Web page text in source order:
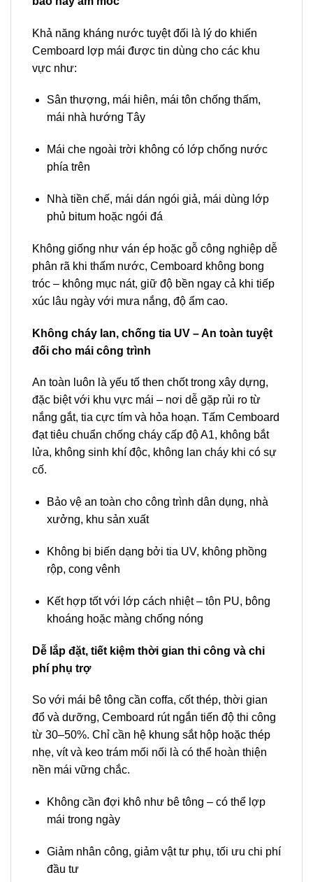
Khả năng kháng nước tuyệt đối là lý do khiến
Cemboard lợp mái được tin dùng cho các khu
vực như:
Sân thượng, mái hiên, mái tôn chống thấm,
mái nhà hướng Tây
Mái che ngoài trời không có lớp chống nước
phía trên
Nhà tiền chế, mái dán ngói giả, mái dùng lớp
phủ bitum hoặc ngói đá
Không giống như ván ép hoặc gỗ công nghiệp dễ
phân rã khi thấm nước, Cemboard không bong
tróc – không mục nát, giữ độ bền ngay cả khi tiếp
xúc lâu ngày với mưa nắng, độ ẩm cao.
Không cháy lan, chống tia UV – An toàn tuyệt
đối cho mái công trình
An toàn luôn là yếu tố then chốt trong xây dựng,
đặc biệt với khu vực mái – nơi dễ gặp rủi ro từ
nắng gắt, tia cực tím và hỏa hoạn. Tấm Cemboard
đạt tiêu chuẩn chống cháy cấp độ A1, không bắt
lửa, không sinh khí độc, không lan cháy khi có sự
cố.
Bảo vệ an toàn cho công trình dân dụng, nhà
xưởng, khu sản xuất
Không bị biến dạng bởi tia UV, không phồng
rộp, cong vênh
Kết hợp tốt với lớp cách nhiệt – tôn PU, bông
khoáng hoặc màng chống nóng
Dễ lắp đặt, tiết kiệm thời gian thi công và chi
phí phụ trợ
So với mái bê tông cần coffa, cốt thép, thời gian
đổ và dưỡng, Cemboard rút ngắn tiến độ thi công
từ 30–50%. Chỉ cần hệ khung sắt hộp hoặc thép
nhẹ, vít và keo trám mối nối là có thể hoàn thiện
nền mái vững chắc.
Không cần đợi khô như bê tông – có thể lợp
mái trong ngày
Giảm nhân công, giảm vật tư phụ, tối ưu chi phí
đầu tư